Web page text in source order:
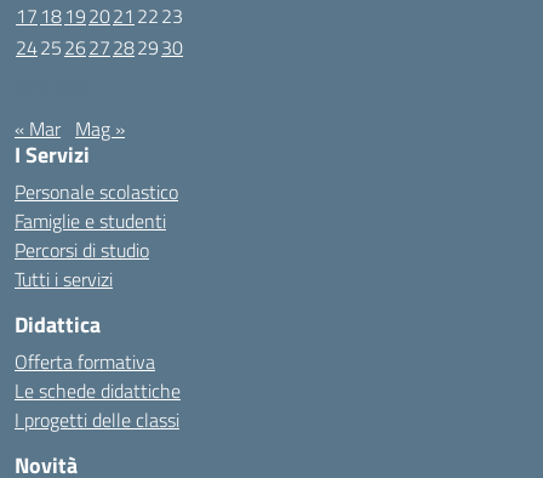
17 18192021 2223
24252627282930
« Mar Mag »
I Servizi
Personale scolastico
Famiglie e studenti
Percorsi di studio
Tutti i servizi
Didattica
Offerta formativa
Le schede didattiche
I progetti delle classi
Novità